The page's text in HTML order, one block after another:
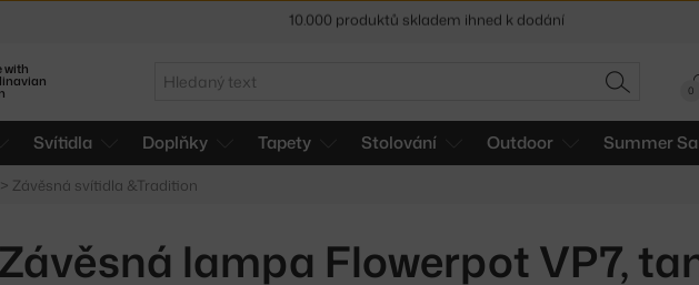
with Hledat
HLEDAT
Svítidla Doplňky Tapety Stolování Outdoor Summer
0
> Závěsná svítidla &Tradition
Závěsná lampa Flowerpot VP7,
Sleva 5 % pro odběratelenewsletteru